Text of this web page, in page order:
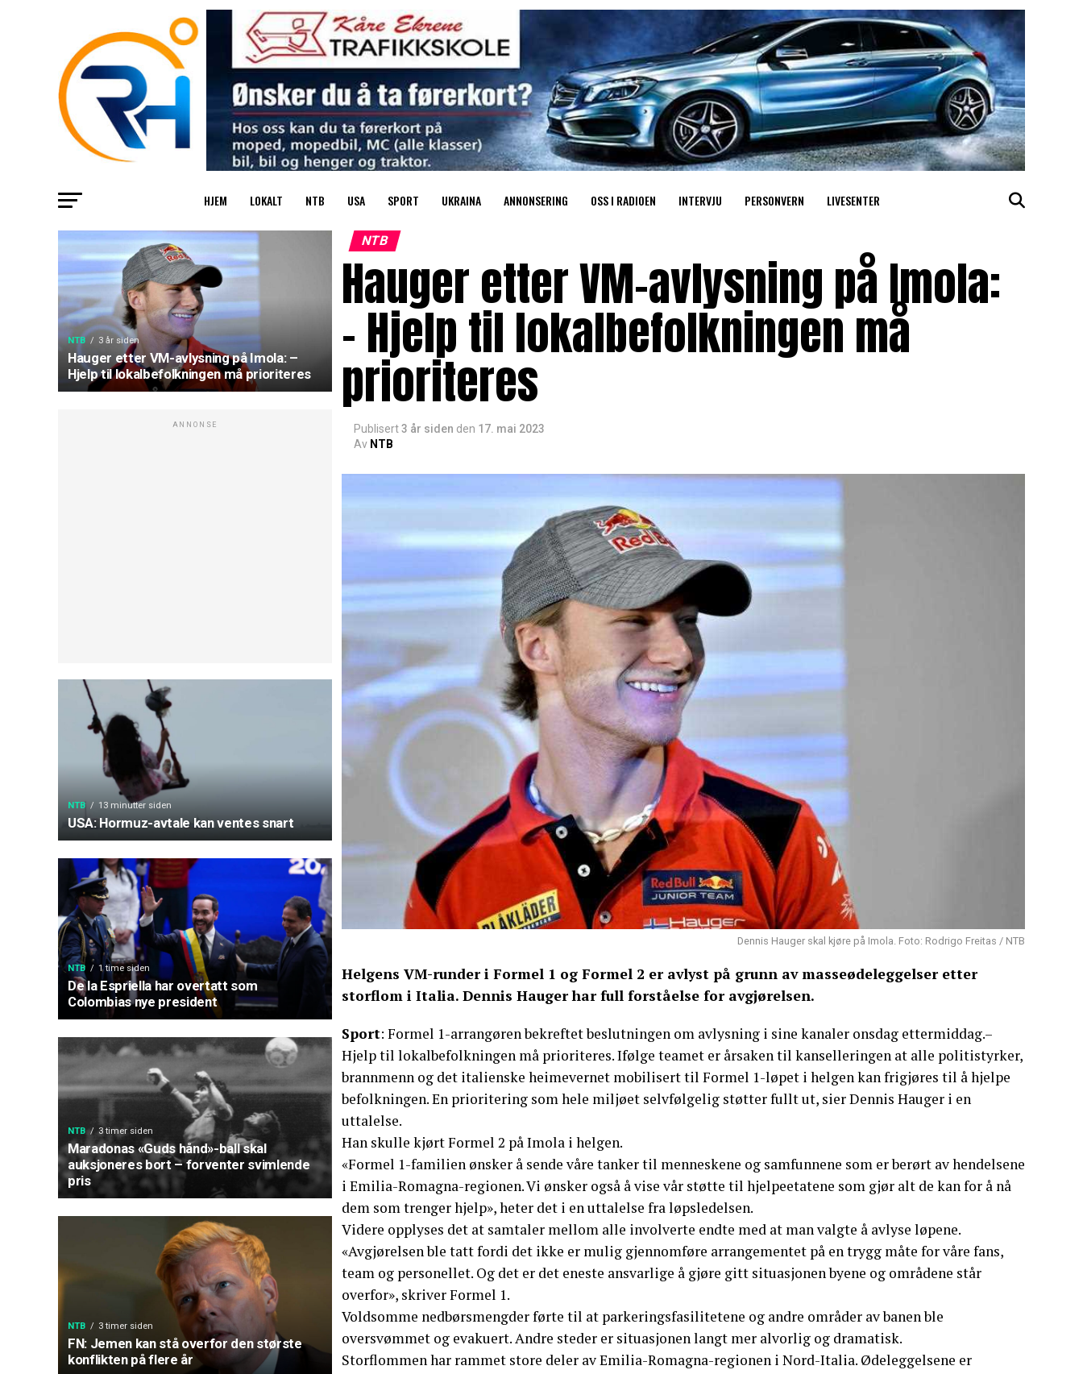
HJEM LOKALT NTB USA SPORT UKRAINA ANNONSERING OSS I RADIOEN INTERVJU PERSONVERN LIVESENTER
NTB 3 år siden
Hauger etter VM-avlysning på Imola: –
Hjelp til lokalbefolkningen må prioriteres
ANNONSE
NTB 13 minutter siden
USA: Hormuz-avtale kan ventes snart
NTB 1 time siden
De la Espriella har overtatt som
Colombias nye president
NTB 3 timer siden
Maradonas «Guds hånd»-ball skal
auksjoneres bort – forventer svimlende
pris
NTB 3 timer siden
FN: Jemen kan stå overfor den største
konflikten på flere år
NTB
Hauger etter VM-avlysning på Imola:
– Hjelp til lokalbefolkningen må
prioriteres
Publisert3 år siden den 17. mai 2023
Av NTB
Dennis Hauger skal kjøre på Imola. Foto: Rodrigo Freitas / NTB
Helgens VM-runder i Formel 1 og Formel 2 er avlyst på grunn av masseødeleggelser etter
storflom i Italia. Dennis Hauger har full forståelse for avgjørelsen.
Sport: Formel 1-arrangøren bekreftet beslutningen om avlysning i sine kanaler onsdag ettermiddag.–
Hjelp til lokalbefolkningen må prioriteres. Ifølge teamet er årsaken til kanselleringen at alle politistyrker,
brannmenn og det italienske heimevernet mobilisert til Formel 1-løpet i helgen kan frigjøres til å hjelpe
befolkningen. En prioritering som hele miljøet selvfølgelig støtter fullt ut, sier Dennis Hauger i en
uttalelse.
Han skulle kjørt Formel 2 på Imola i helgen.
«Formel 1-familien ønsker å sende våre tanker til menneskene og samfunnene som er berørt av hendelsene
i Emilia-Romagna-regionen. Vi ønsker også å vise vår støtte til hjelpeetatene som gjør alt de kan for å nå
dem som trenger hjelp», heter det i en uttalelse fra løpsledelsen.
Videre opplyses det at samtaler mellom alle involverte endte med at man valgte å avlyse løpene.
«Avgjørelsen ble tatt fordi det ikke er mulig gjennomføre arrangementet på en trygg måte for våre fans,
team og personellet. Og det er det eneste ansvarlige å gjøre gitt situasjonen byene og områdene står
overfor», skriver Formel 1.
Voldsomme nedbørsmengder førte til at parkeringsfasilitetene og andre områder av banen ble
oversvømmet og evakuert. Andre steder er situasjonen langt mer alvorlig og dramatisk.
Storflommen har rammet store deler av Emilia-Romagna-regionen i Nord-Italia. Ødeleggelsene er